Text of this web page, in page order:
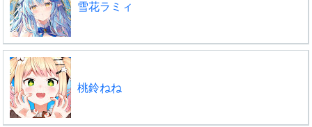
雪花ラミィ
桃鈴ねね